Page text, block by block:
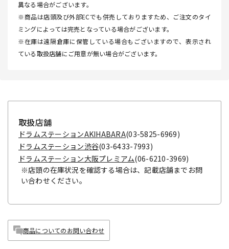
異なる場合がございます。
※商品は店頭及び外部ECでも併売しておりますため、ご注文のタイ
ミングによっては完売となっている場合がございます。
※在庫は遠隔倉庫に保管している場合もございますので、表示され
ている取扱店舗にご用意が無い場合がございます。
取扱店舗
ドラムステーションAKIHABARA(03-5825-6969)
ドラムステーション渋谷(03-6433-7993)
ドラムステーション大阪プレミアム(06-6210-3969)
※店頭の在庫状況を確認する場合は、記載店舗までお問
い合わせください。
商品についてのお問い合わせ